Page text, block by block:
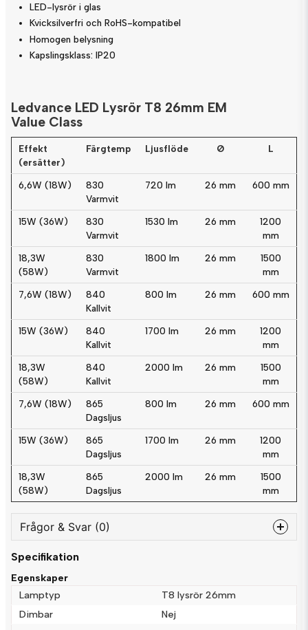
LED-lysrör i glas
Kvicksilverfri och RoHS-kompatibel
Homogen belysning
Kapslingsklass: IP20
Ledvance LED Lysrör T8 26mm EM
Value Class
Effekt
(ersätter)
Färgtemp Ljusflöde Ø L
6,6W (18W)
830
Varmvit
720 lm 26 mm 600 mm
15W (36W)
830
Varmvit
1530 lm 26 mm
1200
mm
18,3W
(58W)
830
Varmvit
1800 lm 26 mm
1500
mm
7,6W (18W)
840
Kallvit
800 lm 26 mm 600 mm
15W (36W)
840
Kallvit
1700 lm 26 mm
1200
mm
18,3W
(58W)
840
Kallvit
2000 lm 26 mm
1500
mm
7,6W (18W)
865
Dagsljus
800 lm 26 mm 600 mm
15W (36W)
865
Dagsljus
1700 lm 26 mm
1200
mm
18,3W
(58W)
865
Dagsljus
2000 lm 26 mm
1500
mm
Frågor & Svar (0)
question
Specifikation
Egenskaper
Lamptyp
T8 lysrör 26mm
Dimbar
Nej